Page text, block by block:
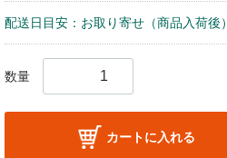
配送日目安：お取り寄せ（商品入荷後）
数量
カートに入れる